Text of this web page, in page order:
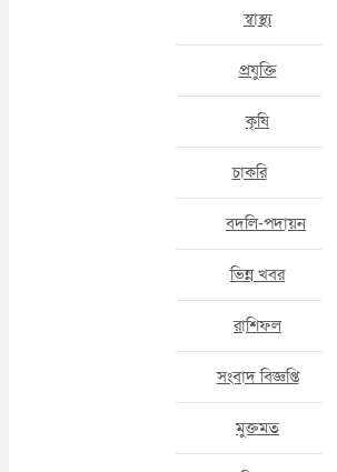
স্বাস্থ্য
প্রযুক্তি
কৃষি
চাকরি
বদলি-পদায়ন
ভিন্ন খবর
রাশিফল
সংবাদ বিজ্ঞপ্তি
মুক্তমত